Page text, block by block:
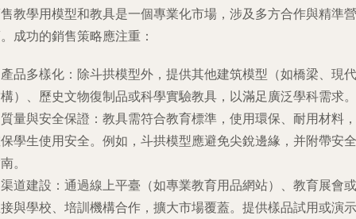
教學用模型和教具是一個專業化市場，涉及多方合作與精準營
成功的銷售策略應注重：
產品多樣化 ：除斗拱模型外，提供其他建筑模型（如橋梁、現代
）、歷史文物復制品或科學實驗教具，以滿足廣泛學科需求。
質量與安全保證 ：教具需符合教育標準，使用環保、耐用材料，
學生使用安全。例如，斗拱模型應避免尖銳邊緣，并附帶安全
。
渠道建設 ：通過線上平臺（如專業教育用品網站）、教育展會或
與學校、培訓機構合作，擴大市場覆蓋。提供樣品試用或演示